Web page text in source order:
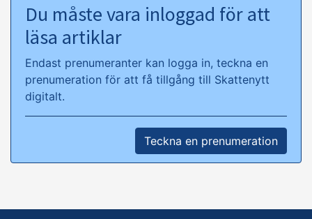
Du måste vara inloggad för att
läsa artiklar
Endast prenumeranter kan logga in, teckna en
prenumeration för att få tillgång till Skattenytt
digitalt.
Teckna en prenumeration